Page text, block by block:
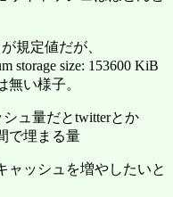
規定値だが、
storage size: 153600 KiB
い様子。
ュ量だとtwitterとか
で埋まる量
ャッシュを増やしたいと